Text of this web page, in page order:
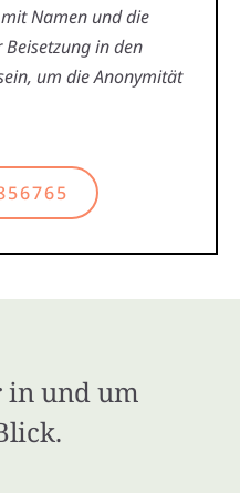
Namen und die
in den
um die Anonymität
in und um